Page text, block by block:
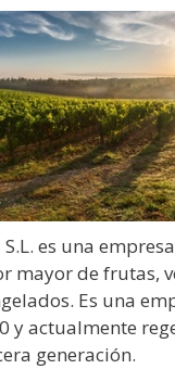
es una
mayor de frutas,
Es una
y actualmente
generación.